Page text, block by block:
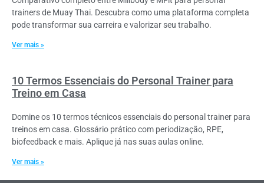
trainers de Muay Thai. Descubra como uma plataforma completa
pode transformar sua carreira e valorizar seu trabalho.
Ver mais »
10 Termos Essenciais do Personal Trainer para
Treino em Casa
Domine os 10 termos técnicos essenciais do personal trainer para
treinos em casa. Glossário prático com periodização, RPE,
biofeedback e mais. Aplique já nas suas aulas online.
Ver mais »